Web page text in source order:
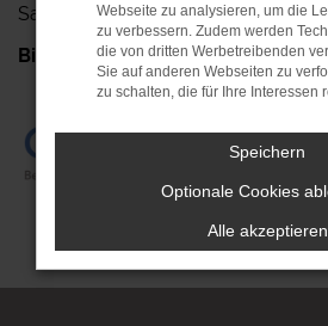
Sa.: 08.00 Uhr bis 13.00 Uhr
Bis gleich! +49 341-42640-0
Webseite zu analysieren, um die
zu verbessern. Zudem werden
die von dritten Werbetreibenden
Sie auf anderen Webseiten zu
zu schalten, die für Ihre Interessen
Speichern
Optionale Cookies
Alle akzeptieren